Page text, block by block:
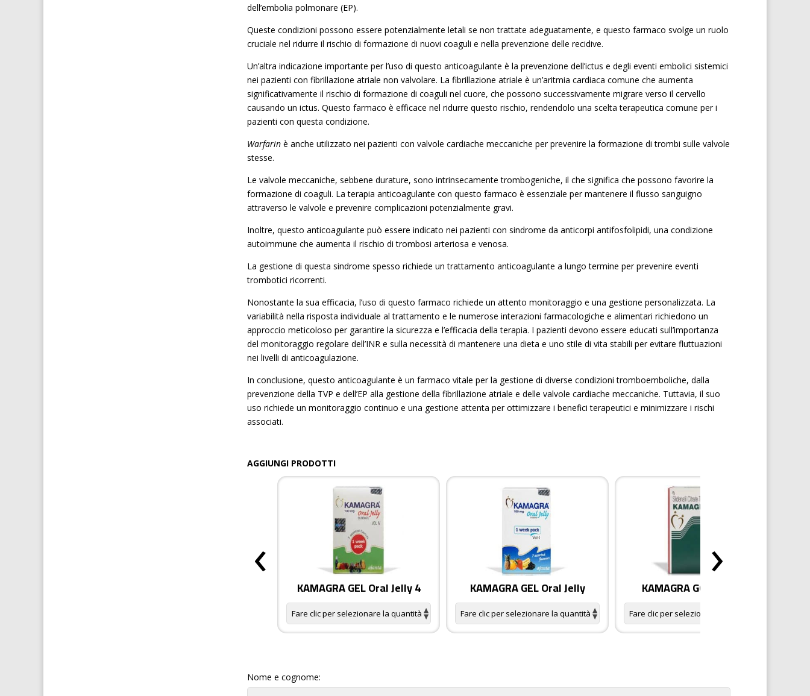
dell’embolia polmonare (EP).
Queste condizioni possono essere potenzialmente letali se non trattate adeguatamente, e questo farmaco svolge un ruolo
cruciale nel ridurre il rischio di formazione di nuovi coaguli e nella prevenzione delle recidive.
Un’altra indicazione importante per l’uso di questo anticoagulante è la prevenzione dell’ictus e degli eventi embolici sistemici
nei pazienti con fibrillazione atriale non valvolare. La fibrillazione atriale è un’aritmia cardiaca comune che aumenta
significativamente il rischio di formazione di coaguli nel cuore, che possono successivamente migrare verso il cervello
causando un ictus. Questo farmaco è efficace nel ridurre questo rischio, rendendolo una scelta terapeutica comune per i
pazienti con questa condizione.
Warfarin è anche utilizzato nei pazienti con valvole cardiache meccaniche per prevenire la formazione di trombi sulle valvole
stesse.
Le valvole meccaniche, sebbene durature, sono intrinsecamente trombogeniche, il che significa che possono favorire la
formazione di coaguli. La terapia anticoagulante con questo farmaco è essenziale per mantenere il flusso sanguigno
attraverso le valvole e prevenire complicazioni potenzialmente gravi.
Inoltre, questo anticoagulante può essere indicato nei pazienti con sindrome da anticorpi antifosfolipidi, una condizione
autoimmune che aumenta il rischio di trombosi arteriosa e venosa.
La gestione di questa sindrome spesso richiede un trattamento anticoagulante a lungo termine per prevenire eventi
trombotici ricorrenti.
Nonostante la sua efficacia, l’uso di questo farmaco richiede un attento monitoraggio e una gestione personalizzata. La
variabilità nella risposta individuale al trattamento e le numerose interazioni farmacologiche e alimentari richiedono un
approccio meticoloso per garantire la sicurezza e l’efficacia della terapia. I pazienti devono essere educati sull’importanza
del monitoraggio regolare dell’INR e sulla necessità di mantenere una dieta e uno stile di vita stabili per evitare fluttuazioni
nei livelli di anticoagulazione.
In conclusione, questo anticoagulante è un farmaco vitale per la gestione di diverse condizioni tromboemboliche, dalla
prevenzione della TVP e dell’EP alla gestione della fibrillazione atriale e delle valvole cardiache meccaniche. Tuttavia, il suo
uso richiede un monitoraggio continuo e una gestione attenta per ottimizzare i benefici terapeutici e minimizzare i rischi
associati.
AGGIUNGI PRODOTTI
KAMAGRA GEL Oral Jelly 4 KAMAGRA GEL Oral Jelly KAMAGRA GOLD pillole
‹ ›
Nome e cognome: